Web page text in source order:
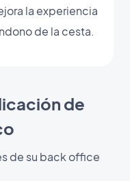
la experiencia
de la cesta.
de
de su back office